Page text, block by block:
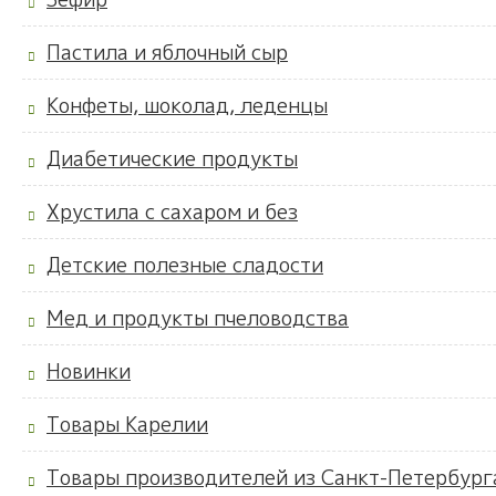
Пастила и яблочный сыр
Конфеты, шоколад, леденцы
Диабетические продукты
Хрустила с сахаром и без
Детские полезные сладости
Мед и продукты пчеловодства
Новинки
Товары Карелии
Товары производителей из Санкт-